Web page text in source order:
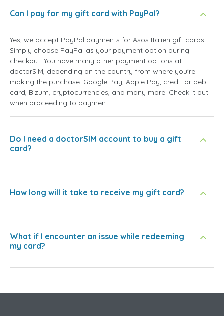
Can I pay for my gift card with PayPal?
Yes, we accept PayPal payments for Asos Italien gift cards.
Simply choose PayPal as your payment option during
checkout. You have many other payment options at
doctorSIM, depending on the country from where you're
making the purchase: Google Pay, Apple Pay, credit or debit
card, Bizum, cryptocurrencies, and many more! Check it out
when proceeding to payment.
Do I need a doctorSIM account to buy a gift
card?
How long will it take to receive my gift card?
What if I encounter an issue while redeeming
my card?